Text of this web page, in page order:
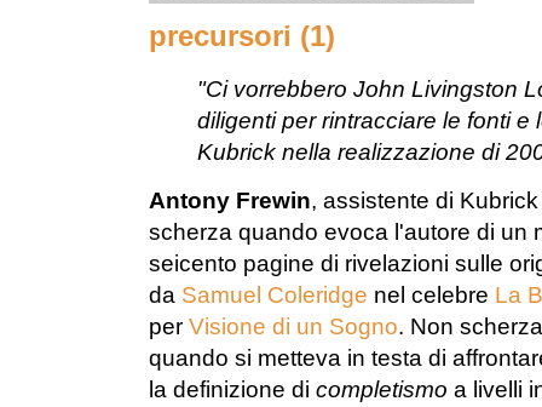
precursori (1)
"Ci vorrebbero John Livingston
diligenti per rintracciare le fonti e
Kubrick nella realizzazione di
Antony Frewin, assistente di
scherza quando evoca l'autore di un
seicento pagine di rivelazioni sulle
da Samuel Coleridge nel celebre La
per Visione di un Sogno. Non
quando si metteva in testa di
la definizione di completismo a livelli